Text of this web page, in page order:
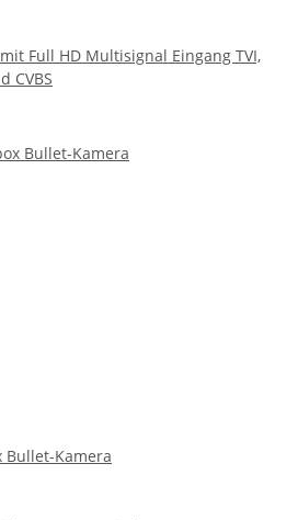
Full HD Multisignal Eingang TVI,
CVBS
Bullet-Kamera